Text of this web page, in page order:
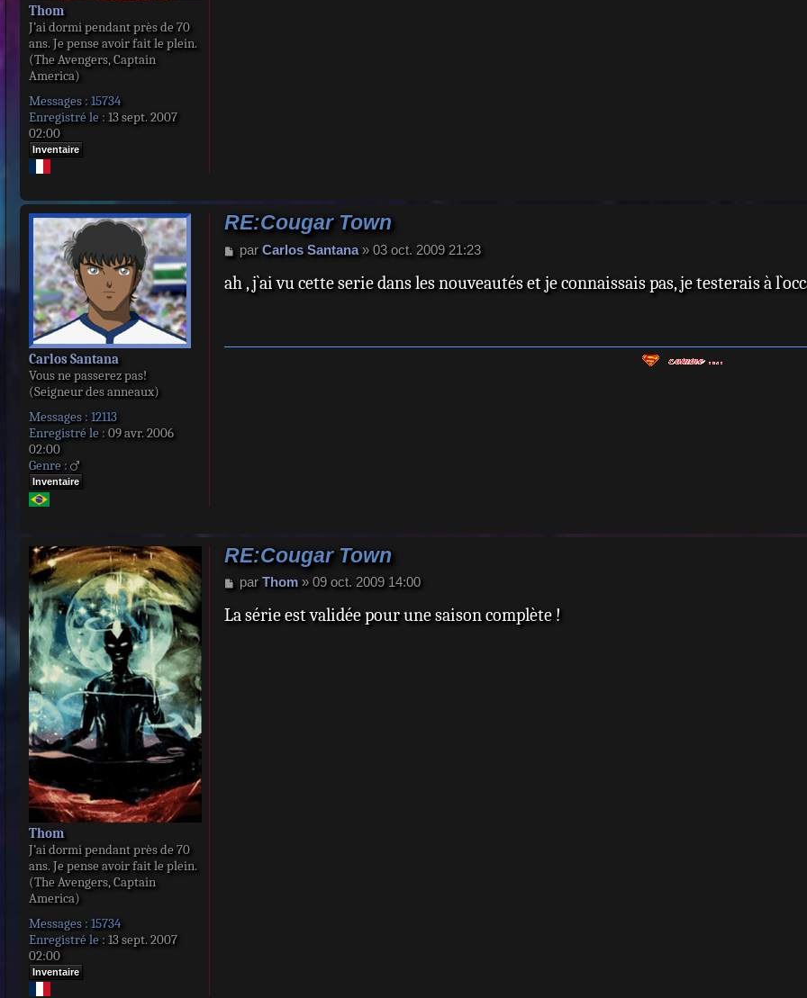
Thom
J’ai dormi pendant près de 70
ans. Je pense avoir fait le plein.
(The Avengers, Captain
America)
Messages : 15734
Enregistré le : 13 sept. 2007
02:00
Inventaire
Carlos Santana
Vous ne passerez pas!
(Seigneur des anneaux)
Messages : 12113
Enregistré le : 09 avr. 2006
02:00
Genre :
Inventaire
RE:Cougar Town
M
s
e
par Carlos Santana» 03 oct. 2009 21:23
ah , j`ai vu cette serie dans les nouveautés et je connaissais pas, je testerais à
Thom
J’ai dormi pendant près de 70
ans. Je pense avoir fait le plein.
(The Avengers, Captain
America)
Messages : 15734
Enregistré le : 13 sept. 2007
02:00
Inventaire
RE:Cougar Town
M
s
par Thom» 09 oct. 2009 14:00
La série est validée pour une saison complète !